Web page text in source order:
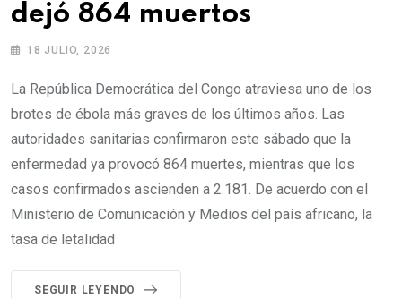
dejó 864 muertos
18 JULIO, 2026
La República Democrática del Congo atraviesa uno de los
brotes de ébola más graves de los últimos años. Las
autoridades sanitarias confirmaron este sábado que la
enfermedad ya provocó 864 muertes, mientras que los
casos confirmados ascienden a 2.181. De acuerdo con el
Ministerio de Comunicación y Medios del país africano, la
tasa de letalidad
SEGUIR LEYENDO